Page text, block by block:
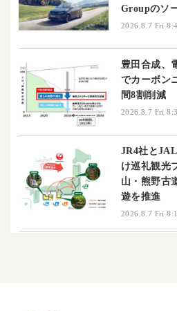
Groupのソ
2026.8.7 Fri
豊田合成、
でカーボン
間8割削減
2026.8.7 Fri
JR4社と
け巡礼観光
山・熊野古
遊を推進
2026.8.7 Fri